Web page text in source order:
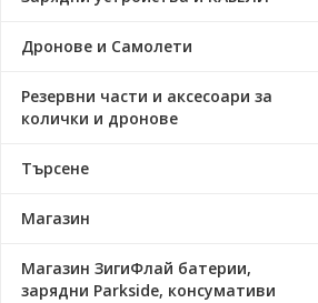
Дронове и Самолети
Резервни части и аксесоари за
колички и дронове
Търсене
Магазин
Магазин ЗигиФлай батерии,
зарядни Parkside, консумативи